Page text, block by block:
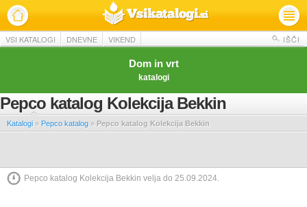
VSI KATALOGI DNEVNE VIKEND IŠČI
Dom in vrt
katalogi
Pepco katalog Kolekcija Bekkin
Katalogi » Pepco katalog » Pepco katalog Kolekcija Bekkin
Pepco katalog Kolekcija Bekkin velja do 25.09.2024.